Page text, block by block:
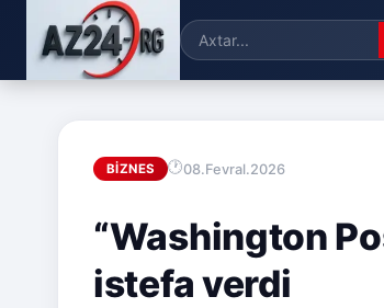
BIZNES 08.Fevral.2026
“Washington
istefa verdi